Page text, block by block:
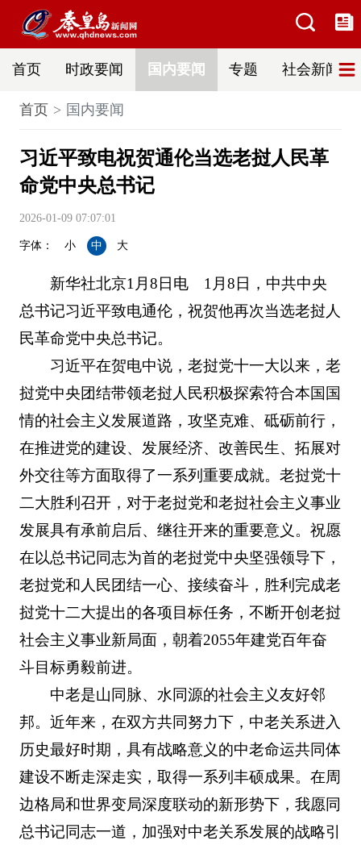
首页 时政要闻 国内要闻 专题 社会新闻
首页 国内要闻
习近平致电祝贺通伦当选老挝人民革
命党中央总书记
2026-01-09 07:07:01
字体： 小 中 大
新华社北京1月8日电 1月8日，中共中央
总书记习近平致电通伦，祝贺他再次当选老挝人
民革命党中央总书记。
习近平在贺电中说，老挝党十一大以来，老
挝党中央团结带领老挝人民积极探索符合本国国
情的社会主义发展道路，攻坚克难、砥砺前行，
在推进党的建设、发展经济、改善民生、拓展对
外交往等方面取得了一系列重要成就。老挝党十
二大胜利召开，对于老挝党和老挝社会主义事业
发展具有承前启后、继往开来的重要意义。祝愿
在以总书记同志为首的老挝党中央坚强领导下，
老挝党和人民团结一心、接续奋斗，胜利完成老
挝党十二大提出的各项目标任务，不断开创老挝
社会主义事业新局面，朝着2055年建党百年奋
斗目标勇毅前进。
中老是山同脉、水同源的社会主义友好邻
邦。近年来，在双方共同努力下，中老关系进入
历史最好时期，具有战略意义的中老命运共同体
建设不断走深走实，取得一系列丰硕成果。在周
边格局和世界变局深度联动的新形势下，我愿同
总书记同志一道，加强对中老关系发展的战略引